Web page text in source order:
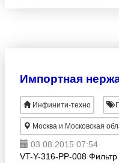
Инфинити-техно
Москва и Московская
03.08.2015 07:54
VT-Y-316-PP-008